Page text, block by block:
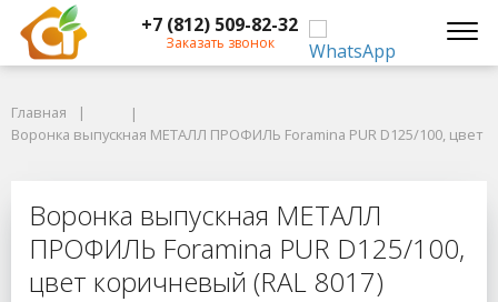
+7 (812) 509-82-32
Заказать звонок
Воронка выпускная МЕТАЛЛ ПРОФИЛЬ Foramina PUR D125/100, цвет
Воронка выпускная МЕТАЛЛ
Главная
Воронка выпускная МЕТАЛЛ ПРОФИЛЬ Foramina PUR D125/100, цвет
Воронка выпускная МЕТАЛЛ
ПРОФИЛЬ Foramina PUR D125/100,
цвет коричневый (RAL 8017)